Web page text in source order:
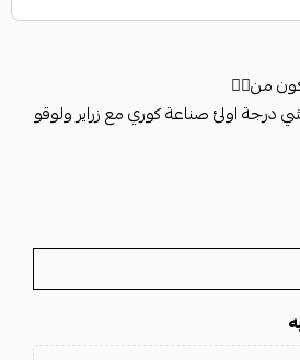
من👇🏻
اولئ صناعة كوري مع زراير ولوقو
55،58،60
حسب الطلب